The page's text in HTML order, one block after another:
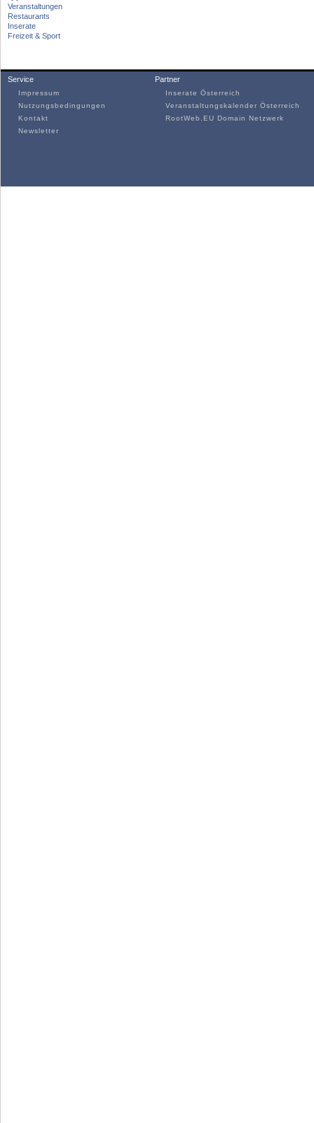
Veranstaltungen
Restaurants
Inserate
Freizeit & Sport
Service
Impressum
Nutzungsbedingungen
Kontakt
Newsletter
Partner
Inserate Österreich
Veranstaltungskalender Österreich
RootWeb.EU Domain Netzwerk